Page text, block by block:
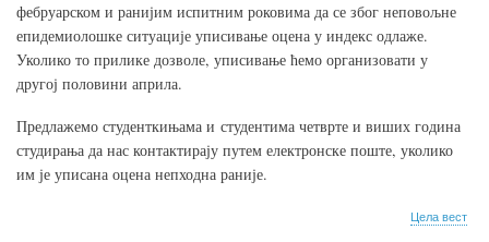
фебруарском и ранијим испитним роковима да се због неповољне
епидемиолошке ситуације уписивање оцена у индекс одлаже.
Уколико то прилике дозволе, уписивање ћемо организовати у
другој половини априла.
Предлажемо студенткињама и студентима четврте и виших година
студирања да нас контактирају путем електронске поште, уколико
им је уписана оцена непходна раније.
Цела весто